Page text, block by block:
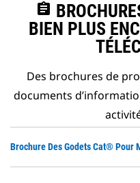
assignment
BIEN PLUS
Des brochures de
documents
Brochure Des Godets Cat®